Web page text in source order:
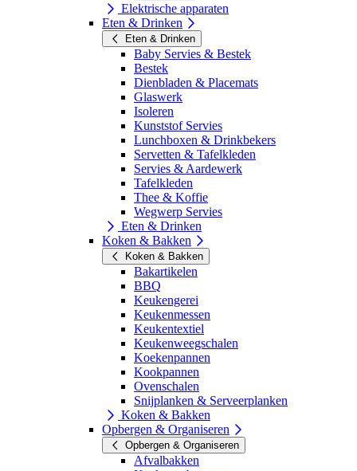
Elektrische apparaten
Eten & Drinken
Eten & Drinken
Baby Servies & Bestek
Bestek
Dienbladen & Placemats
Glaswerk
Isoleren
Kunststof Servies
Lunchboxen & Drinkbekers
Servetten & Tafelkleden
Servies & Aardewerk
Tafelkleden
Thee & Koffie
Wegwerp Servies
Eten & Drinken
Koken & Bakken
Koken & Bakken
Bakartikelen
BBQ
Keukengerei
Keukenmessen
Keukentextiel
Keukenweegschalen
Koekenpannen
Kookpannen
Ovenschalen
Snijplanken & Serveerplanken
Koken & Bakken
Opbergen & Organiseren
Opbergen & Organiseren
Afvalbakken